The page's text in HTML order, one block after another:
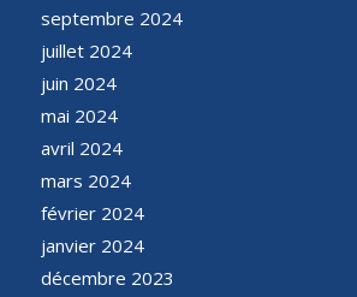
septembre 2024
juillet 2024
juin 2024
mai 2024
avril 2024
mars 2024
février 2024
janvier 2024
décembre 2023